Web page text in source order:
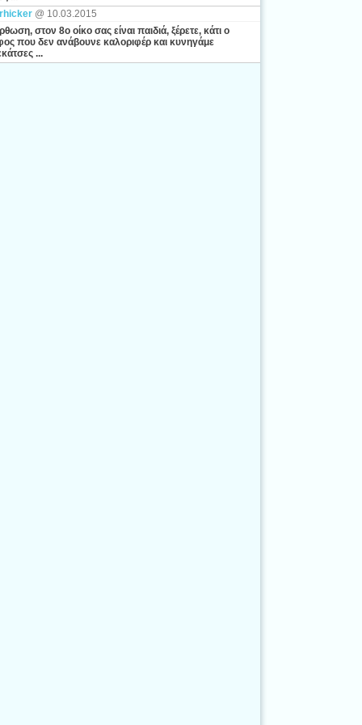
@ 10.03.2015
στον 8ο οίκο σας είναι παιδιά, ξέρετε, κάτι ο
που δεν ανάβουνε καλοριφέρ και κυνηγάμε
...